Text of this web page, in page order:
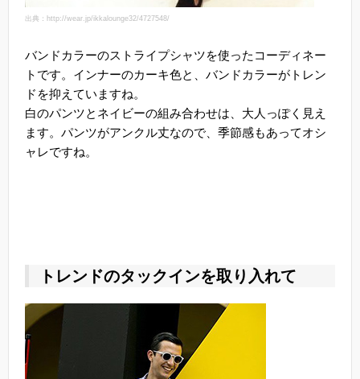
出典：http://wear.jp/ikkalounge32/4727548/
バンドカラーのストライプシャツを使ったコーディネー
トです。インナーのカーキ色と、バンドカラーがトレン
ドを抑えていますね。
白のパンツとネイビーの組み合わせは、大人っぽく見え
ます。パンツがアンクル丈なので、季節感もあってオシ
ャレですね。
トレンドのタックインを取り入れて